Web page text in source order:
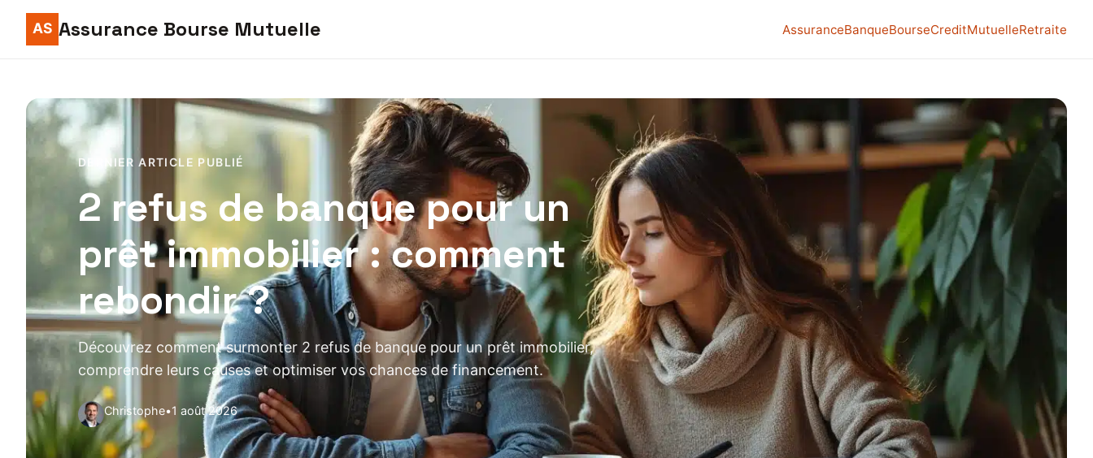
Assurance Bourse Mutuelle AssuranceBanqueBourseCreditMutuelleRetraite
DERNIER ARTICLE PUBLIÉ
2 refus de banque pour un
prêt immobilier : comment
rebondir ?
Découvrez comment surmonter 2 refus de banque pour un prêt immobilier,
comprendre leurs causes et optimiser vos chances de financement.
Christophe•1 août 2026